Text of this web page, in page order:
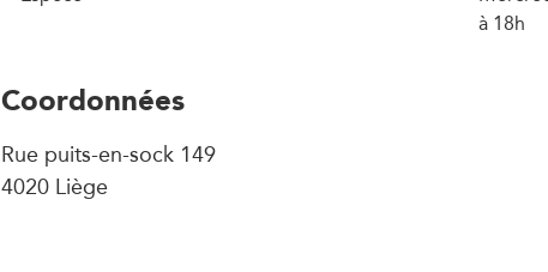
à 18h
Coordonnées
Rue puits-en-sock 149
4020 Liège